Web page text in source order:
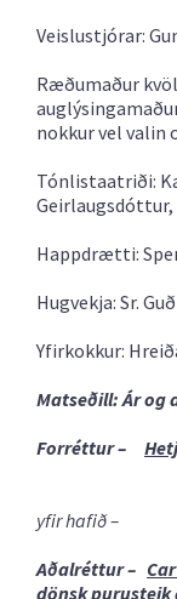
Veislustjórar:
Ræðumaður
nokkur vel valin
Tónlistaatriði:
Geirlaugsdóttur,
Happdrætti:
Hugvekja: Sr.
Yfirkokkur:
Matseðill: Ár og
Forréttur –
1893
yfir hafið –
Aðalréttur –
dönsk